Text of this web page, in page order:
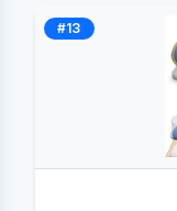
#13